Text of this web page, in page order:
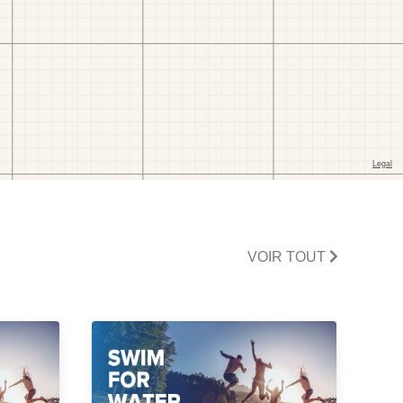
VOIR TOUT